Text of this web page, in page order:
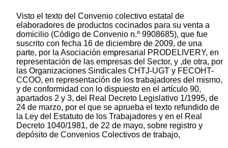
Visto el texto del Convenio colectivo estatal de
elaboradores de productos cocinados para su venta a
domicilio (Código de Convenio n.º 9908685), que fue
suscrito con fecha 16 de diciembre de 2009, de una
parte, por la Asociación empresarial PRODELIVERY, en
representación de las empresas del Sector, y ,de otra, por
las Organizaciones Sindicales CHTJ-UGT y FECOHT-
CCOO, en representación de los trabajadores del mismo,
y de conformidad con lo dispuesto en el artículo 90,
apartados 2 y 3, del Real Decreto Legislativo 1/1995, de
24 de marzo, por el que se aprueba el texto refundido de
la Ley del Estatuto de los Trabajadores y en el Real
Decreto 1040/1981, de 22 de mayo, sobre registro y
depósito de Convenios Colectivos de trabajo,